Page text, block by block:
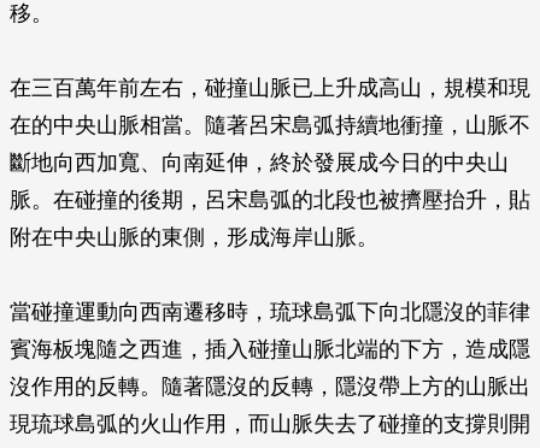
移。
在三百萬年前左右，碰撞山脈已上升成高山，規模和現
在的中央山脈相當。隨著呂宋島弧持續地衝撞，山脈不
斷地向西加寬、向南延伸，終於發展成今日的中央山
脈。在碰撞的後期，呂宋島弧的北段也被擠壓抬升，貼
附在中央山脈的東側，形成海岸山脈。
當碰撞運動向西南遷移時，琉球島弧下向北隱沒的菲律
賓海板塊隨之西進，插入碰撞山脈北端的下方，造成隱
沒作用的反轉。隨著隱沒的反轉，隱沒帶上方的山脈出
現琉球島弧的火山作用，而山脈失去了碰撞的支撐則開